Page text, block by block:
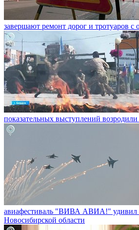
завершают ремонт дорог и тротуаров с
показательных выступлений
авиафестиваль "ВИВА АВИА!" удивил
Новосибирской области